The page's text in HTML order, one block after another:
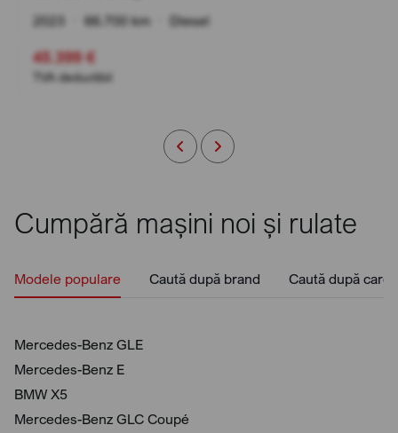
2023 66.700 km Diesel
45.399 €
TVA deductibil
Cumpără mașini noi și rulate
Modele populare Caută după brand Caută după
Mercedes-Benz GLE
Mercedes-Benz E
BMW X5
Mercedes-Benz GLC Coupé